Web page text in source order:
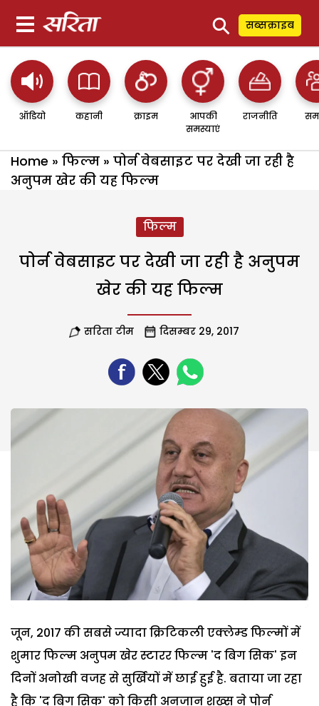
⚲ सब्सक्राइब
ऑडियो कहानी क्राइम
आपकी
समस्याएं
राजनीति
Home » फिल्म » पोर्न वेबसाइट पर देखी जा रही है
अनुपम खेर की यह फिल्म
फिल्म
पोर्न वेबसाइट पर देखी जा रही है अनुपम
खेर की यह फिल्म
सरिता टीम दिसम्बर 29, 2017
जून, 2017 की सबसे ज्यादा क्रिटिकली एक्लेम्ड फिल्मों में
शुमार फिल्म अनुपम खेर स्टारर फिल्म 'द बिग सिक' इन
दिनों अनोखी वजह से सुर्खियों में छाई हुई है. बताया जा रहा
है कि 'द बिग सिक' को किसी अनजान शख्स ने पोर्न